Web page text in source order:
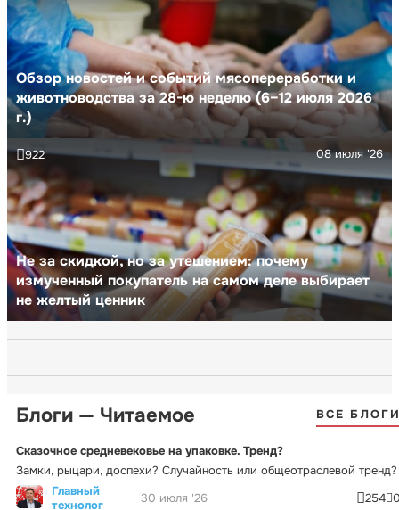
Обзор новостей и событий мясопереработки и
животноводства за 28-ю неделю (6–12 июля 2026
г.)
Не за скидкой, но за утешением: почему
измученный покупатель на самом деле выбирает
не желтый ценник
08 июля '26
922
Блоги — Читаемое ВСЕ
Сказочное средневековье на упаковке. Тренд?
Замки, рыцари, доспехи? Случайность или общеотраслевой тренд?
Главный
технолог
30 июля '26 254